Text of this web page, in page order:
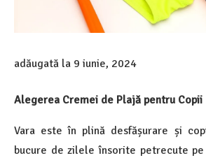
adăugată la 9 iunie, 2024
Alegerea Cremei de Plajă pentru Copii
Vara este în plină desfășurare și
bucure de zilele însorite petrecute